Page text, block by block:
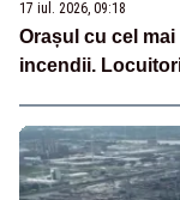
17 iul. 2026, 09:18
Orașul cu cel
incendii.